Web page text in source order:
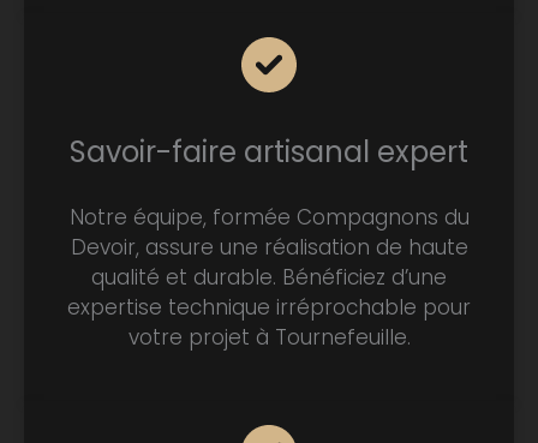
Savoir-faire artisanal expert
Notre équipe, formée Compagnons du
Devoir, assure une réalisation de haute
qualité et durable. Bénéficiez d’une
expertise technique irréprochable pour
votre projet à Tournefeuille.